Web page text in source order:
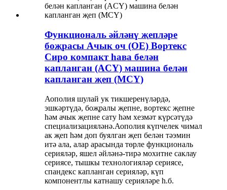
Функциональ әйләнү җепләре
боҗрасы Ачык оч (OE) Вортекс
Сиро компакт һава белән
капланган (ACY) машина белән
капланган җеп (MCY)
Аополия шулай ук ​​тикшеренүләрдә,
эшкәртүдә, боҗралы җепне, вортекс җепне
һәм ачык җепне сату һәм хезмәт күрсәтүдә
специализацияләнә.Аополия күпчелек чимал
ак җеп һәм доп буялган җеп белән тәэмин
итә ала, алар арасында төрле функциональ
серияләр, яшел әйләнә-тирә мохитне саклау
сериясе, тышкы технологияләр сериясе,
спандекс капланган серияләр, күп
компонентлы катнашу серияләре һ.б.